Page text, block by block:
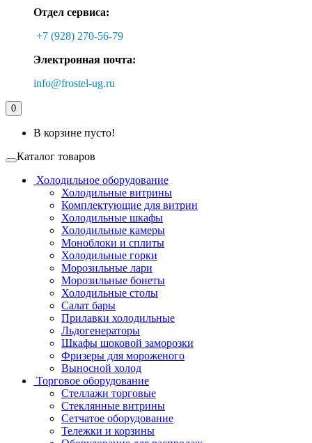
Отдел сервиса:
+7 (928) 270-56-79
Электронная почта:
info@frostel-ug.ru
0
В корзине пусто!
Каталог товаров
Холодильное оборудование
Холодильные витрины
Комплектующие для витрин
Холодильные шкафы
Холодильные камеры
Моноблоки и сплиты
Холодильные горки
Морозильные лари
Морозильные бонеты
Холодильные столы
Салат бары
Прилавки холодильные
Льдогенераторы
Шкафы шоковой заморозки
Фризеры для мороженого
Выносной холод
Торговое оборудование
Стеллажи торговые
Стеклянные витрины
Сетчатое оборудование
Тележки и корзины